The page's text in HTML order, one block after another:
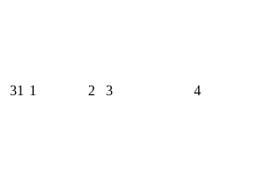
31 1 2 3 4